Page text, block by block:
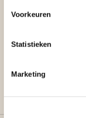
Voorkeuren
Statistieken
Marketing